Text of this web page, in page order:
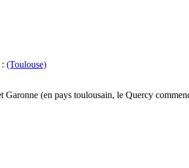
(Toulouse)
(en pays toulousain, le Quercy